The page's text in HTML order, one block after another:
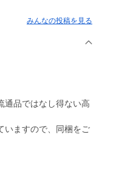
みんなの投稿を見る
通品ではなし得ない高
いますので、同梱をご